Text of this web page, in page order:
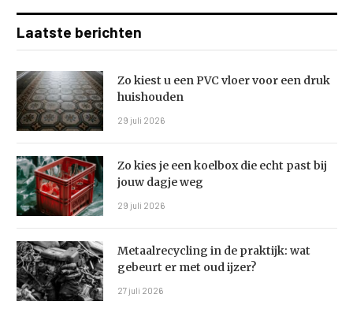
Laatste berichten
Zo kiest u een PVC vloer voor een druk
huishouden
29 juli 2026
Zo kies je een koelbox die echt past bij
jouw dagje weg
29 juli 2026
Metaalrecycling in de praktijk: wat
gebeurt er met oud ijzer?
27 juli 2026